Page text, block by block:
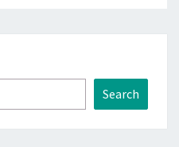
Search